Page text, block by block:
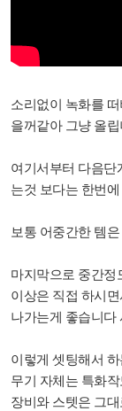
소리없이 녹화를
을꺼같아 그냥 올립
여기서부터 다음단
는것 보다는 한번
보통 어중간한 템
마지막으로 중간정
이상은 직접 하시
나가는게 좋습니다
이렇게 셋팅해서
무기 자체는 특화
장비와 스텟은 그